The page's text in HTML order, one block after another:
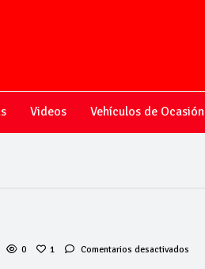
Videos Vehículos de Ocasión
0 1 Comentarios desactivadosen